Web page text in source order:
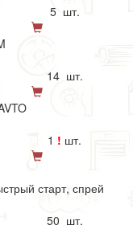
5 шт.
14 шт.
1 ! шт.
старт, спрей
50 шт.